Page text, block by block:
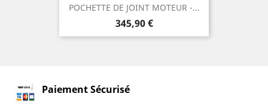
POCHETTE DE JOINT MOTEUR -...
Prix
345,90 €
Paiement Sécurisé